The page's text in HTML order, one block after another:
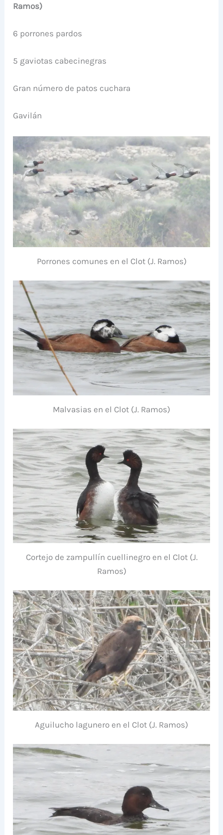
Ramos)
6 porrones pardos
5 gaviotas cabecinegras
Gran número de patos cuchara
Gavilán
Porrones comunes en el Clot (J. Ramos)
Malvasias en el Clot (J. Ramos)
Cortejo de zampullín cuellinegro en el Clot (J.
Ramos)
Aguilucho lagunero en el Clot (J. Ramos)